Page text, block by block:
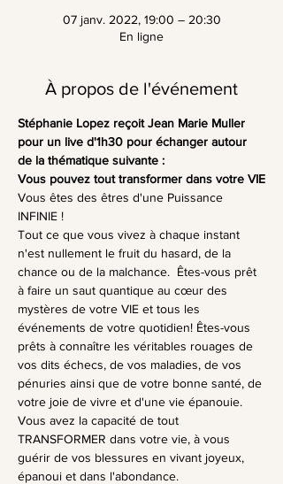
07 janv. 2022, 19:00 – 20:30
En ligne
À propos de l'événement
Stéphanie Lopez reçoit Jean Marie Muller
pour un live d'1h30 pour échanger autour
de la thématique suivante :
Vous pouvez tout transformer dans votre VIE
Vous êtes des êtres d'une Puissance
INFINIE !
Tout ce que vous vivez à chaque instant
n'est nullement le fruit du hasard, de la
chance ou de la malchance.  Êtes-vous prêt
à faire un saut quantique au cœur des
mystères de votre VIE et tous les
événements de votre quotidien! Êtes-vous
prêts à connaître les véritables rouages de
vos dits échecs, de vos maladies, de vos
pénuries ainsi que de votre bonne santé, de
votre joie de vivre et d'une vie épanouie.
Vous avez la capacité de tout
TRANSFORMER dans votre vie, à vous
guérir de vos blessures en vivant joyeux,
épanoui et dans l'abondance.